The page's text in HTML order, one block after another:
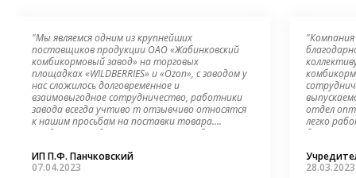
"Мы являемся одним из крупнейших
поставщиков продукции ОАО «Жабинковский
комбикормовый завод» на торговых
площадках «WILDBERRIES» и «Ozon», с заводом у
нас сложилось долговременное и
взаимовыгодное сотрудничество, работники
завода всегда учтиво т отзывчиво относятся
к нашим просьбам на поставки товара.
Продукция предприятия пользуется большим
исключительно натуральные ингредиенты. "
ИП П.Ф. Панчковский
07.04.2023
отдел
легко
без
28.03.2023